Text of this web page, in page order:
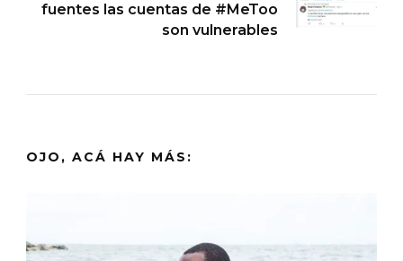
fuentes las cuentas de #MeToo
son vulnerables
OJO, ACÁ HAY MÁS: